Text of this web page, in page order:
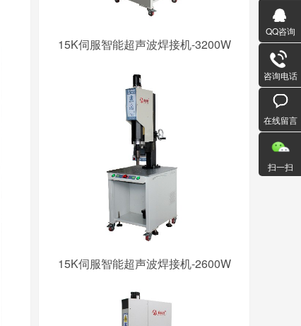
15K伺服智能超声波焊接机-3200W
15K伺服智能超声波焊接机-2600W
QQ咨询
咨询电话
在线留言
扫一扫